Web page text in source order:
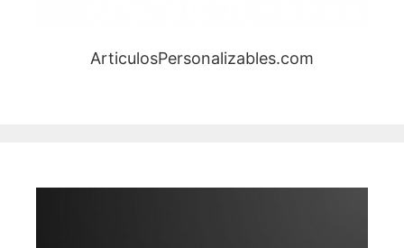
ArticulosPersonalizables.com